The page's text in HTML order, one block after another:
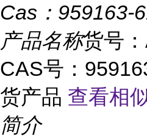
Cas： 959163-
产品名称货号
CAS号：
货产品 查看相
简介